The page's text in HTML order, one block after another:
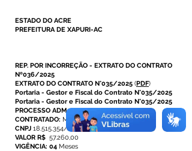
ESTADO DO ACRE
PREFEITURA DE XAPURI-AC
REP. POR INCORREÇÃO - EXTRATO DO CONTRATO
Nº036/2025
EXTRATO DO CONTRATO N°035/2025 (PDF)
Portaria - Gestor e Fiscal do Contrato N°035/2025
Portaria - Gestor e Fiscal do Contrato N°035/2025
PROCESSO ADM. N°046/2025
CONTRATADO: M. M. FADUL - ME
CNPJ 18.515.354/0001-34
VALOR R$ 57.260,00
VIGÊNCIA: 04 Meses